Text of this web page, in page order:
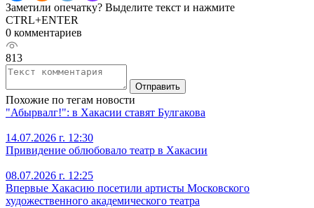
Заметили опечатку? Выделите текст и нажмите
CTRL+ENTER
0 комментариев
813
Отправить
Похожие по тегам новости
"Абырвалг!": в Хакасии ставят Булгакова
14.07.2026 г. 12:30
Привидение облюбовало театр в Хакасии
08.07.2026 г. 12:25
Впервые Хакасию посетили артисты Московского
художественного академического театра